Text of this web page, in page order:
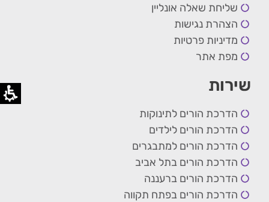
שליחת שאלה אונליין
הצהרת נגישות
מדיניות פרטיות
מפת אתר
שירות
הדרכת הורים לתינוקות
הדרכת הורים לילדים
הדרכת הורים למתבגרים
הדרכת הורים בתל אביב
הדרכת הורים ברעננה
הדרכת הורים בפתח תקווה